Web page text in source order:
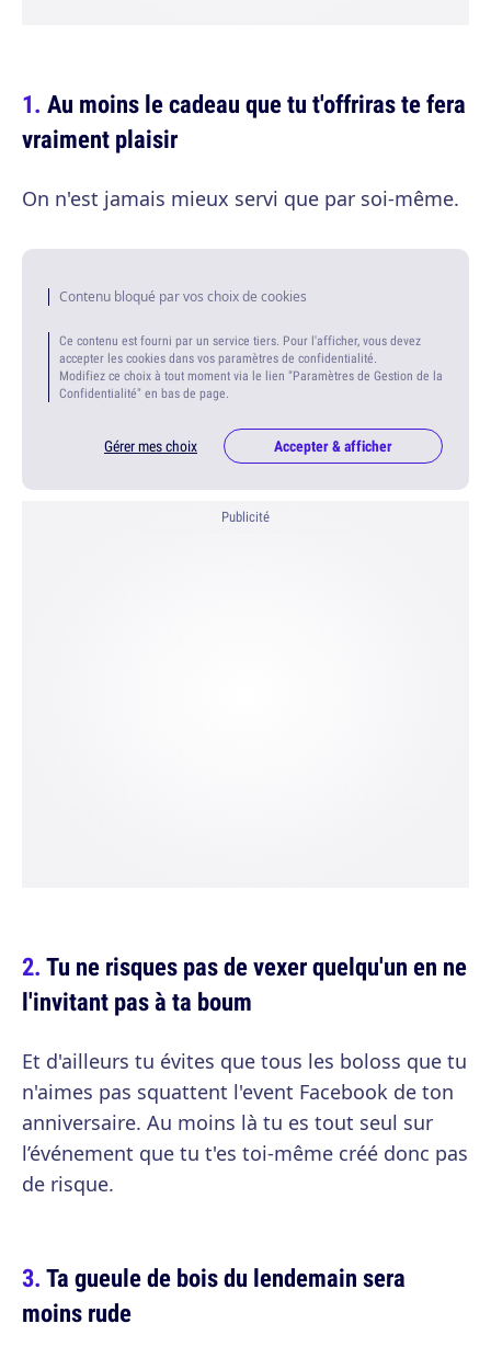
Au moins le cadeau que tu t'offriras te fera
vraiment plaisir
On n'est jamais mieux servi que par soi-même.
Contenu bloqué par vos choix de cookies
Ce contenu est fourni par un service tiers. Pour l'afficher, vous devez
accepter les cookies dans vos paramètres de confidentialité.
Modifiez ce choix à tout moment via le lien "Paramètres de Gestion de la
Confidentialité" en bas de page.
Gérer mes choix Accepter & afficher
Publicité
Tu ne risques pas de vexer quelqu'un en ne
l'invitant pas à ta boum
Et d'ailleurs tu évites que tous les boloss que tu
n'aimes pas squattent l'event Facebook de ton
anniversaire. Au moins là tu es tout seul sur
l’événement que tu t'es toi-même créé donc pas
de risque.
Ta gueule de bois du lendemain sera
moins rude